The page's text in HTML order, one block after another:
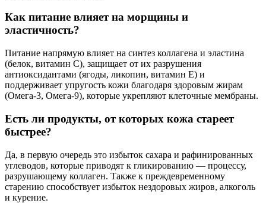
Как питание влияет на морщины и
эластичность?
Питание напрямую влияет на синтез коллагена и эластина
(белок, витамин С), защищает от их разрушения
антиоксидантами (ягоды, ликопин, витамин Е) и
поддерживает упругость кожи благодаря здоровым жирам
(Омега-3, Омега-9), которые укрепляют клеточные мембраны.
Есть ли продукты, от которых кожа стареет
быстрее?
Да, в первую очередь это избыток сахара и рафинированных
углеводов, которые приводят к гликированию — процессу,
разрушающему коллаген. Также к преждевременному
старению способствует избыток нездоровых жиров, алкоголь
и курение.